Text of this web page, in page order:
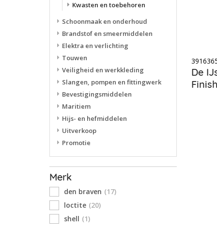
Kwasten en toebehoren
Schoonmaak en onderhoud
Brandstof en smeermiddelen
Elektra en verlichting
Touwen
Veiligheid en werkkleding
Slangen, pompen en fittingwerk
Bevestigingsmiddelen
Maritiem
Hijs- en hefmiddelen
Uitverkoop
Promotie
Merk
den braven (17)
loctite (20)
shell (1)
De